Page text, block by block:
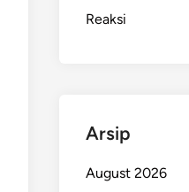
Reaksi
Arsip
August 2026